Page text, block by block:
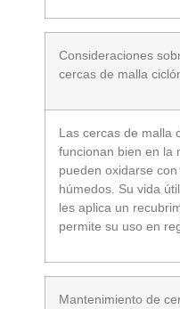
Consideraciones
cercas de malla
Las cercas de malla
funcionan bien en la
pueden oxidarse
húmedos. Su vida
les aplica un
permite su uso en
Mantenimiento de